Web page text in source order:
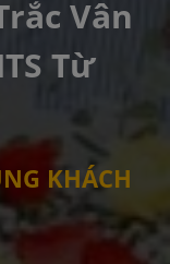
Vân
Từ
KHÁCH